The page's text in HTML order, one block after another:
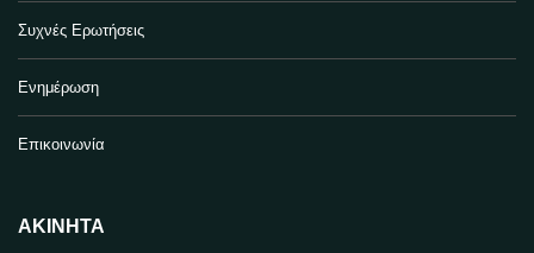
Συχνές Ερωτήσεις
Ενημέρωση
Επικοινωνία
ΑΚΊΝΗΤΑ